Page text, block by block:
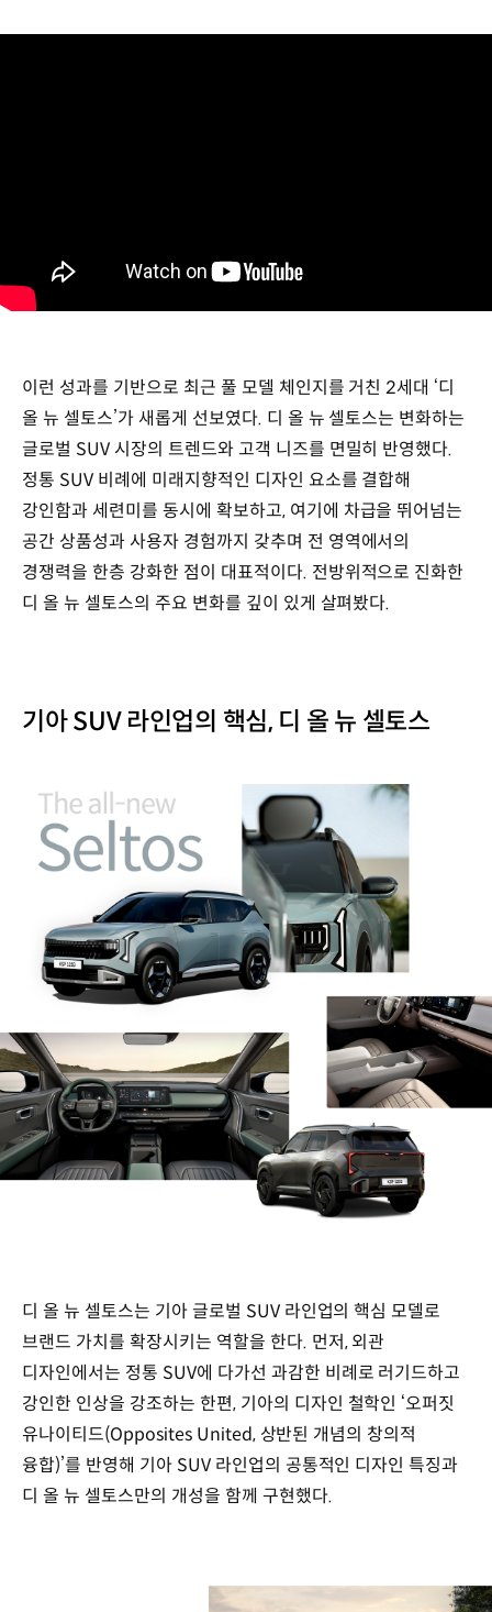
이런 성과를 기반으로 최근 풀 모델 체인지를 거친 2세대 ‘디
올 뉴 셀토스’가 새롭게 선보였다. 디 올 뉴 셀토스는 변화하는
글로벌 SUV 시장의 트렌드와 고객 니즈를 면밀히 반영했다.
정통 SUV 비례에 미래지향적인 디자인 요소를 결합해
강인함과 세련미를 동시에 확보하고, 여기에 차급을 뛰어넘는
공간 상품성과 사용자 경험까지 갖추며 전 영역에서의
경쟁력을 한층 강화한 점이 대표적이다. 전방위적으로 진화한
디 올 뉴 셀토스의 주요 변화를 깊이 있게 살펴봤다.
기아 SUV 라인업의 핵심, 디 올 뉴 셀토스
디 올 뉴 셀토스는 기아 글로벌 SUV 라인업의 핵심 모델로
브랜드 가치를 확장시키는 역할을 한다. 먼저, 외관
디자인에서는 정통 SUV에 다가선 과감한 비례로 러기드하고
강인한 인상을 강조하는 한편, 기아의 디자인 철학인 ‘오퍼짓
유나이티드(Opposites United, 상반된 개념의 창의적
융합)’를 반영해 기아 SUV 라인업의 공통적인 디자인 특징과
디 올 뉴 셀토스만의 개성을 함께 구현했다.